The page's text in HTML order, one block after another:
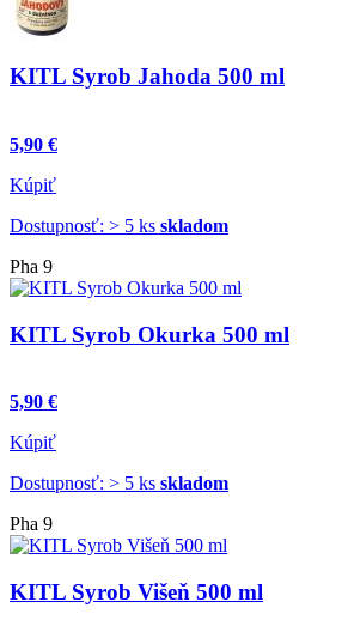
KITL Syrob Jahoda 500 ml
5,90 €
Kúpiť
Dostupnosť: > 5 ks skladom
Pha 9
KITL Syrob Okurka 500 ml
5,90 €
Kúpiť
Dostupnosť: > 5 ks skladom
Pha 9
KITL Syrob Višeň 500 ml